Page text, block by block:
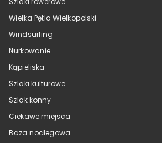
Wielka Pętla Wielkopolski
Windsurfing
Nurkowanie
Kąpieliska
Szlaki kulturowe
Szlak konny
Ciekawe miejsca
Baza noclegowa